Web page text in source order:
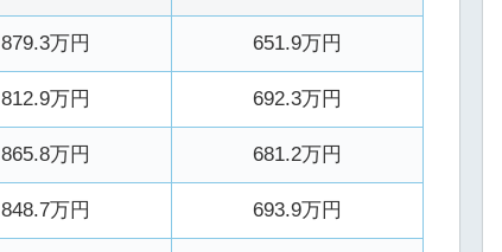
879.3万円 651.9万円
812.9万円 692.3万円
865.8万円 681.2万円
848.7万円 693.9万円